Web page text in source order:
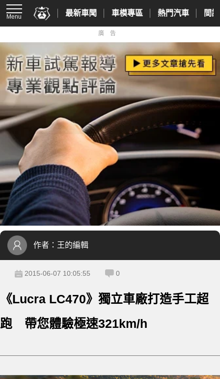
Menu 最新車聞 車模專區 熱門汽車 間
廣告
作者： 王的編輯
2015-06-07 10:05:55 0
《Lucra LC470》獨立車廠打造手工超
跑 帶您體驗極速321km/h